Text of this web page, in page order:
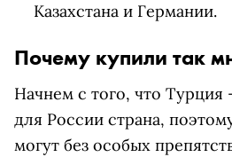
Казахстана и Германии.
Почему купили так
Начнем с того, что Турция
для России страна,
могут без особых